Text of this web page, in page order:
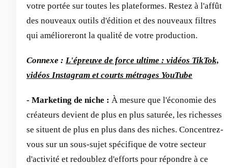
votre portée sur toutes les plateformes. Restez à l'affût
des nouveaux outils d'édition et des nouveaux filtres
qui amélioreront la qualité de votre production.
Connexe : L'épreuve de force ultime : vidéos TikTok,
vidéos Instagram et courts métrages YouTube
- Marketing de niche : À mesure que l'économie des
créateurs devient de plus en plus saturée, les richesses
se situent de plus en plus dans des niches. Concentrez-
vous sur un sous-sujet spécifique de votre secteur
d'activité et redoublez d'efforts pour répondre à ce